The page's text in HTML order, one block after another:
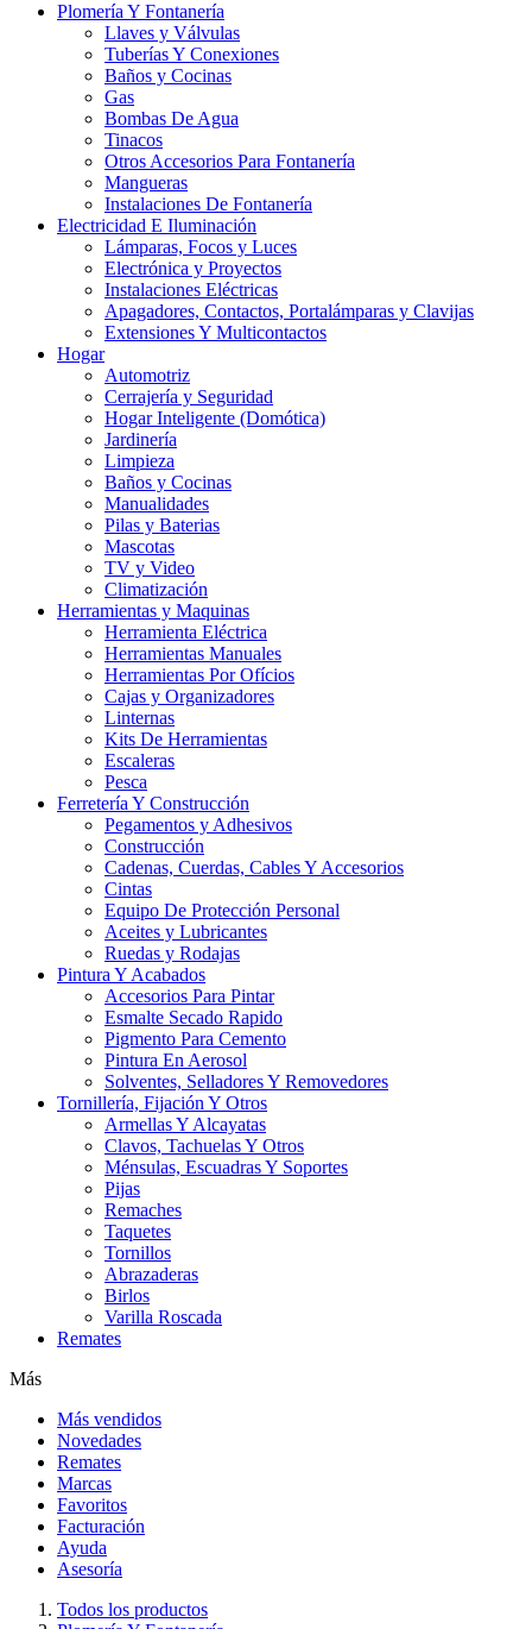
Plomería Y Fontanería
Llaves y Válvulas
Tuberías Y Conexiones
Baños y Cocinas
Gas
Bombas De Agua
Tinacos
Otros Accesorios Para Fontanería
Mangueras
Instalaciones De Fontanería
Electricidad E Iluminación
Lámparas, Focos y Luces
Electrónica y Proyectos
Instalaciones Eléctricas
Apagadores, Contactos, Portalámparas y Clavijas
Extensiones Y Multicontactos
Hogar
Automotriz
Cerrajería y Seguridad
Hogar Inteligente (Domótica)
Jardinería
Limpieza
Baños y Cocinas
Manualidades
Pilas y Baterias
Mascotas
TV y Video
Climatización
Herramientas y Maquinas
Herramienta Eléctrica
Herramientas Manuales
Herramientas Por Ofícios
Cajas y Organizadores
Linternas
Kits De Herramientas
Escaleras
Pesca
Ferretería Y Construcción
Pegamentos y Adhesivos
Construcción
Cadenas, Cuerdas, Cables Y Accesorios
Cintas
Equipo De Protección Personal
Aceites y Lubricantes
Ruedas y Rodajas
Pintura Y Acabados
Accesorios Para Pintar
Esmalte Secado Rapido
Pigmento Para Cemento
Pintura En Aerosol
Solventes, Selladores Y Removedores
Tornillería, Fijación Y Otros
Armellas Y Alcayatas
Clavos, Tachuelas Y Otros
Ménsulas, Escuadras Y Soportes
Pijas
Remaches
Taquetes
Tornillos
Abrazaderas
Birlos
Varilla Roscada
Remates
Más
Más vendidos
Novedades
Remates
Marcas
Favoritos
Facturación
Ayuda
Asesoría
Todos los productos